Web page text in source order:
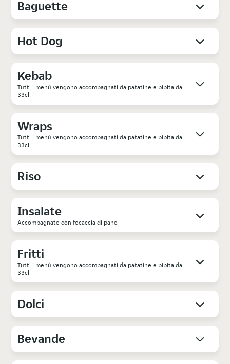
Baguette
Hot Dog
Kebab
Tutti i menù vengono accompagnati da patatine e bibita da
33cl
Wraps
Tutti i menù vengono accompagnati da patatine e bibita da
33cl
Riso
Insalate
Accompagnate con focaccia di pane
Fritti
Tutti i menù vengono accompagnati da patatine e bibita da
33cl
Dolci
Bevande